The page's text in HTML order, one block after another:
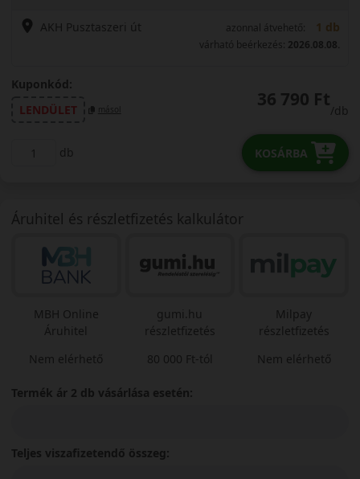
AKH Pusztaszeri út azonnal átvehető: 1 db
várható beérkezés: 2026.08.08.
Kuponkód:
LENDÜLET
másol 36 790 Ft
/db
db KOSÁRBA
Áruhitel és részletfizetés kalkulátor
MBH Online
Áruhitel
Nem elérhető
gumi.hu
részletfizetés
80 000 Ft-tól
Milpay
részletfizetés
Nem elérhető
Termék ár 2 db vásárlása esetén:
Teljes viszafizetendő összeg: